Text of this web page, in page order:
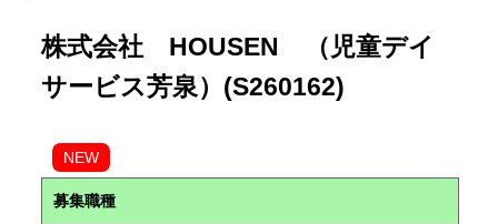
株式会社 HOUSEN （児童デイ
サービス芳泉）(S260162)
NEW
募集職種